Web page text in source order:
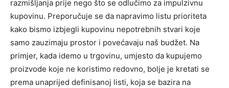
razmišljanja prije nego što se odlučimo za impulzivnu
kupovinu. Preporučuje se da napravimo listu prioriteta
kako bismo izbjegli kupovinu nepotrebnih stvari koje
samo zauzimaju prostor i povećavaju naš budžet. Na
primjer, kada idemo u trgovinu, umjesto da kupujemo
proizvode koje ne koristimo redovno, bolje je kretati se
prema unaprijed definisanoj listi, koja se bazira na